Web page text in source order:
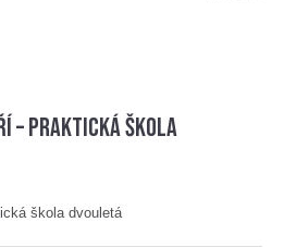
– Praktická škola
škola dvouletá